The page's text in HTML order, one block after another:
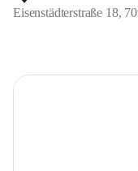
Eisenstädterstraße 18,